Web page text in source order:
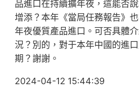
品進口在持續擴年夜，這能否
增添？本年《當局任務報告》
年夜優質產品進口。可否具體
況？別的，對于本年中國的進
期？謝謝。
2024-04-12 15:44:39